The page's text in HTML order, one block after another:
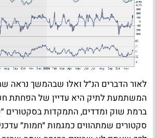
לאור הדברים הנ״ל ואלו שבהמשך נראה
המשתמעת לתיק היא עדיין של הפחתת
ברמת שוק ומדדים, התמקדות בסקטורים
סקטורים שמתהווים כמגמות ״חמות״